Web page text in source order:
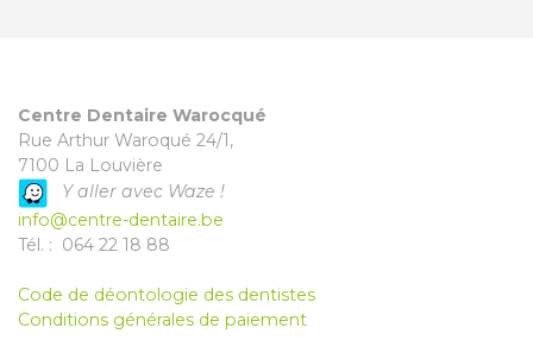
Centre Dentaire Warocqué
Rue Arthur Waroqué 24/1,
7100 La Louvière
Y aller avec Waze !
info@centre-dentaire.be
Tél. : 064 22 18 88
Code de déontologie des dentistes
Conditions générales de paiement